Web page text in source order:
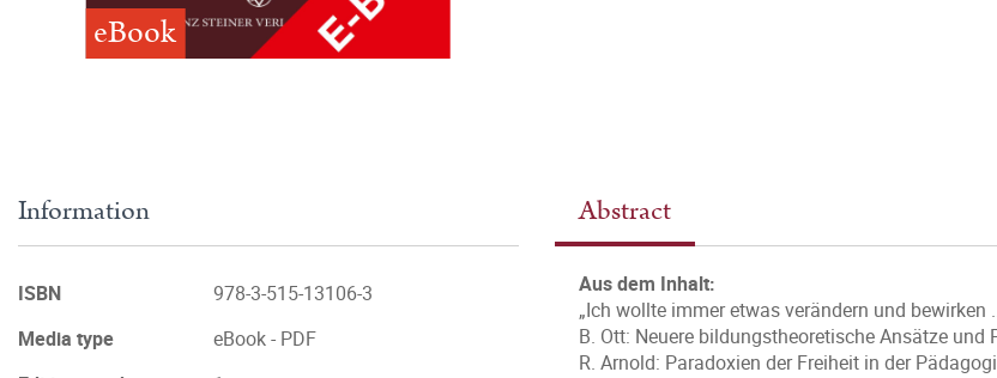
eBook
Abstract
Aus dem Inhalt:
„Ich wollte immer etwas verändern und
B. Ott: Neuere bildungstheoretische Ansätze und
R. Arnold: Paradoxien der Freiheit in der
Information
ISBN
978-3-515-13106-3
Media type
eBook - PDF